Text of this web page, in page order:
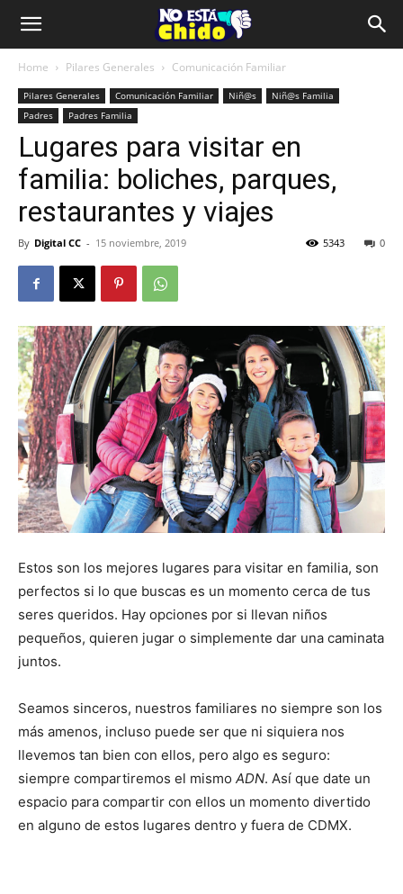
Home Pilares Generales Comunicación Familiar
Pilares Generales Comunicación Familiar Niñ@s
Niñ@s Familia
Padres
Padres Familia
Lugares para visitar en
familia: boliches, parques,
restaurantes y viajes
By Digital CC - 15 noviembre, 2019 0
5343
Estos son los mejores lugares para visitar en familia, son
perfectos si lo que buscas es un momento cerca de tus
seres queridos. Hay opciones por si llevan niños
pequeños, quieren jugar o simplemente dar una caminata
juntos.
Seamos sinceros, nuestros familiares no siempre son los
más amenos, incluso puede ser que ni siquiera nos
llevemos tan bien con ellos, pero algo es seguro:
siempre compartiremos el mismo ADN. Así que date un
espacio para compartir con ellos un momento divertido
en alguno de estos lugares dentro y fuera de CDMX.